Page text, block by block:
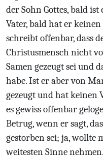
der Sohn Gottes, bald
Vater, bald hat er
schreibt offenbar, dass
Christusmensch nicht
Samen gezeugt sei und
habe. Ist er aber von
gezeugt und hat keinen
es gewiss offenbar
Betrug, wenn er sagt,
gestorben sei; ja, wollte
weitesten Sinne